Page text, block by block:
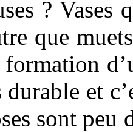
?
que
et
sont peu